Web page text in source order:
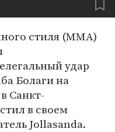
стиля (MMA)
удар
Болаги на
Санкт-
в своем
Jollasanda.